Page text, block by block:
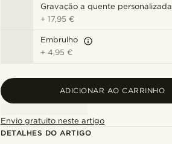
Gravação a quente personalizada
+17,95 €
Embrulho
+4,95 €
ADICIONAR AO CARRINHO
Envio gratuito neste artigo
DETALHES DO ARTIGO